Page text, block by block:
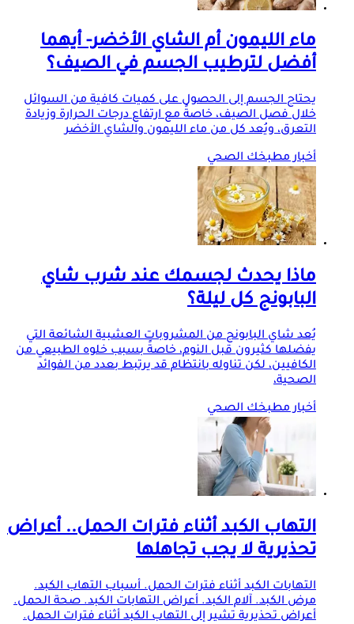
ماء الليمون أم الشاي الأخضر- أيهما
أفضل لترطيب الجسم في الصيف؟
يحتاج الجسم إلى الحصول على كميات كافية من السوائل
خلال فصل الصيف، خاصةً مع ارتفاع درجات الحرارة وزيادة
التعرق، ويُعد كل من ماء الليمون والشاي الأخضر
أخبار مطبخك الصحي
ماذا يحدث لجسمك عند شرب شاي
البابونج كل ليلة؟
يُعد شاي البابونج من المشروبات العشبية الشائعة التي
يفضلها كثيرون قبل النوم، خاصةً بسبب خلوه الطبيعي من
الكافيين، لكن تناوله بانتظام قد يرتبط بعدد من الفوائد
الصحية،
أخبار مطبخك الصحي
التهاب الكبد أثناء فترات الحمل.. أعراض
تحذيرية لا يجب تجاهلها
التهابات الكبد أثناء فترات الحمل. أسباب التهاب الكبد.
مرض الكبد. آلام الكبد. أعراض التهابات الكبد. صحة الحمل.
أعراض تحذيرية تشير إلى التهاب الكبد أثناء فترات الحمل.